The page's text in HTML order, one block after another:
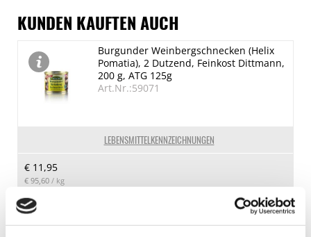
Fett
< 0.1 g
davon gesättigte Fettsäuren
< 0.01 g
64 g
Eiweiß
0.31 g
Salz
Spuren / Enthalten
SO2/Sulfite
Enthalten
KUNDEN KAUFTEN AUCH
LEBENSMITTELKENNZEICHNUNGEN
Burgunder Weinbergschnecken (Helix
Pomatia), 2 Dutzend, Feinkost Dittmann,
200 g, ATG 125g
Art.Nr.:59071
€ 11,95
€ 95,60 / kg